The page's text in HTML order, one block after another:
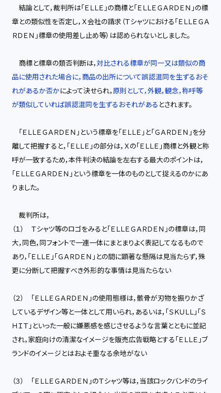
結論として，裁判所は「ＥＬＬＥ」の商標と「ＥＬＬＥＧＡＲＤＥＮ」の標
章との類似性を否定し，Ｘ会社の請求（Ｔシャツにおける「ＥＬＬＥＧＡ
ＲＤＥＮ」標章の使用差し止め等）は認められないとしました。
商標と標章の類否判断は，対比される標章が同一又は類似の商
品に使用された場合に，商品の出所について誤認混同を生ずるおそ
れがあるか否かによって決せられ，原則として，外観，観念，称呼等
が類似していれば誤認混同を生ずるおそれがある とされます。
「ＥＬＬＥＧＡＲＤＥＮ」という標章を「ＥＬＬＥ」と「ＧＡＲＤＥＮ」を分
離して把握すると，「ＥＬＬＥ」の部分は，Ｘの「ＥＬＬＥ」商標と外観と称
呼が一致するため，本件判決の結論を左右する最大のポイントは，
「ＥＬＬＥＧＡＲＤＥＮ」という標章を一体のものとして捉えるのかにあ
りました。
裁判所は，
（１） Ｔシャツ等のロゴをみると「ＥＬＬＥＧＡＲＤＥＮ」の標章は，同
大，同色，同フォントで一連一体にまとまりよく表記してなるもので
あり，「ＥＬＬＥ」「ＧＡＲＤＥＮ」との間に顕著な懸隔は見当たらず，殊
更に分断して把握すべき外形的な事情は見当たらない
（２） 「ＥＬＬＥＧＡＲＤＥＮ」の使用態様は，骸骨が刃物を振りかざ
しているデザイン等と一体として用いられ，あるいは，「ＳＫＵＬＬ」「Ｓ
ＨＩＴ」といった一般に嫌悪感を感じさせるような言葉とともに並記
され，家庭向けの清潔なイメージを販売広告戦略とする「ＥＬＬＥ」ブ
ランドのイメージとはおよそ重なる余地がない
（３） 「ＥＬＬＥＧＡＲＤＥＮ」のＴシャツ等は，当該ロックバンドのライ